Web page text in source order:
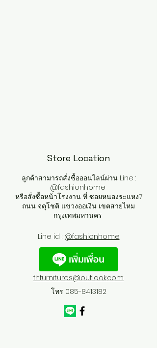
Store Location
ลูกค้าสามารถสั่งซื้อออนไลน์ผ่าน Line :
@fashionhome
หรือสั่งซื้อหน้าโรงงาน ที่ ซอยหนองระแหง7
ถนน จตุโชติ แขวงออเงิน เขตสายไหม
กรุงเทพมหานคร
Line id : @fashionhome
fhfurnitures@outlook.com
โทร 085-8413182